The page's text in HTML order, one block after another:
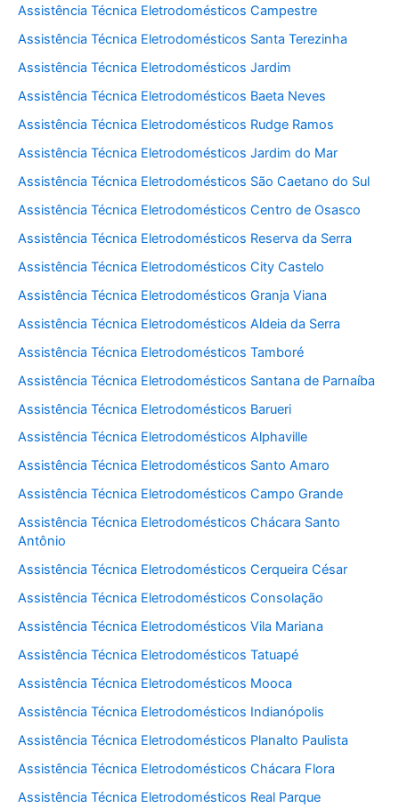
Assistência Técnica Eletrodomésticos Campestre
Assistência Técnica Eletrodomésticos Santa Terezinha
Assistência Técnica Eletrodomésticos Jardim
Assistência Técnica Eletrodomésticos Baeta Neves
Assistência Técnica Eletrodomésticos Rudge Ramos
Assistência Técnica Eletrodomésticos Jardim do Mar
Assistência Técnica Eletrodomésticos São Caetano do Sul
Assistência Técnica Eletrodomésticos Centro de Osasco
Assistência Técnica Eletrodomésticos Reserva da Serra
Assistência Técnica Eletrodomésticos City Castelo
Assistência Técnica Eletrodomésticos Granja Viana
Assistência Técnica Eletrodomésticos Aldeia da Serra
Assistência Técnica Eletrodomésticos Tamboré
Assistência Técnica Eletrodomésticos Santana de Parnaíba
Assistência Técnica Eletrodomésticos Barueri
Assistência Técnica Eletrodomésticos Alphaville
Assistência Técnica Eletrodomésticos Santo Amaro
Assistência Técnica Eletrodomésticos Campo Grande
Assistência Técnica Eletrodomésticos Chácara Santo
Antônio
Assistência Técnica Eletrodomésticos Cerqueira César
Assistência Técnica Eletrodomésticos Consolação
Assistência Técnica Eletrodomésticos Vila Mariana
Assistência Técnica Eletrodomésticos Tatuapé
Assistência Técnica Eletrodomésticos Mooca
Assistência Técnica Eletrodomésticos Indianópolis
Assistência Técnica Eletrodomésticos Planalto Paulista
Assistência Técnica Eletrodomésticos Chácara Flora
Assistência Técnica Eletrodomésticos Real Parque